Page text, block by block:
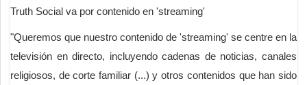
Truth Social va por contenido en 'streaming'
"Queremos que nuestro contenido de 'streaming' se centre en la
televisión en directo, incluyendo cadenas de noticias, canales
religiosos, de corte familiar (...) y otros contenidos que han sido